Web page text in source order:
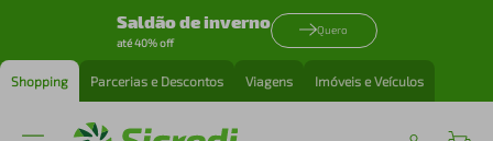
Saldão de inverno
até 40% off
Quero
Shopping Parcerias e Descontos Viagens Imóveis e Veículos